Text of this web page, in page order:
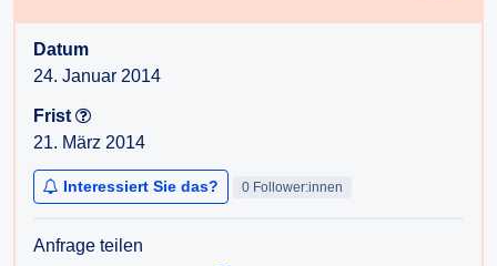
Datum
24. Januar 2014
Frist
21. März 2014
Interessiert Sie das? 0 Follower:innen
Anfrage teilen